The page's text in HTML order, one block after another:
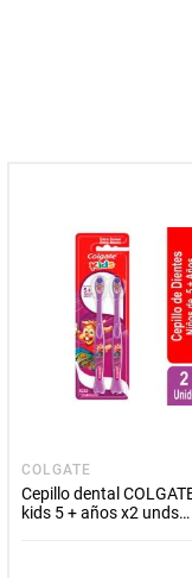
COLGATE
Cepillo dental
kids 5 + años x2 unds